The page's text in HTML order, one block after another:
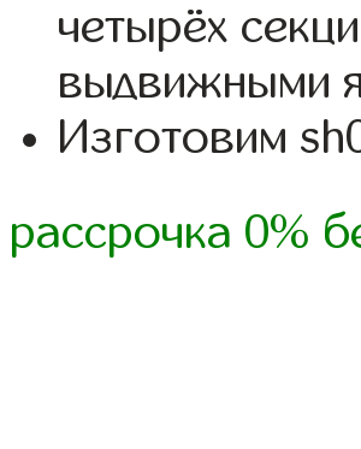
четырёх
выдвижными
Изготовим
рассрочка 0%